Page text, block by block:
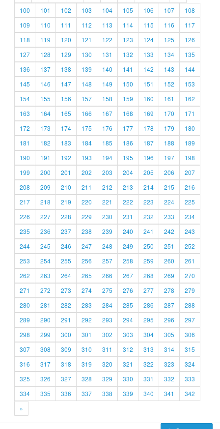
100
101 102 103 104 105 106 107
108
109
110 111 112 113 114 115 116
117
118
119 120 121 122 123 124 125
126
127
128 129 130 131 132 133 134
135
136
137 138 139 140 141 142 143
144
145
146 147 148 149 150 151 152
153
154
155 156 157 158 159 160 161
162
163
164 165 166 167 168 169 170
171
172
173 174 175 176 177 178 179
180
181
182 183 184 185 186 187 188
189
190
191 192 193 194 195 196 197
198
199
200 201 202 203 204 205 206
207
208
209 210 211 212 213 214 215
216
217
218 219 220 221 222 223 224
225
226
227 228 229 230 231 232 233
234
235
236 237 238 239 240 241 242
243
244
245 246 247 248 249 250 251
252
253
254 255 256 257 258 259 260
261
262
263 264 265 266 267 268 269
270
271
272 273 274 275 276 277 278
279
280
281 282 283 284 285 286 287
288
289
290 291 292 293 294 295 296
297
298
299 300 301 302 303 304 305
306
307
308 309 310 311 312 313 314
315
316
317 318 319 320 321 322 323
324
325
326 327 328 329 330 331 332
333
334
335 336 337 338 339 340 341
342
»